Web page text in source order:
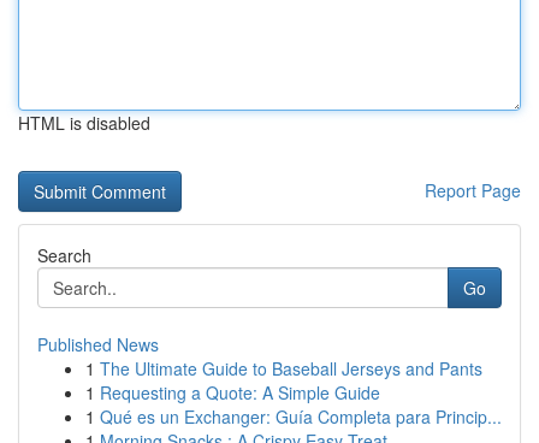
HTML is disabled
Report Page
Search
Go
Published News
1 The Ultimate Guide to Baseball Jerseys and Pants
1 Requesting a Quote: A Simple Guide
1 Qué es un Exchanger: Guía Completa para Princip...